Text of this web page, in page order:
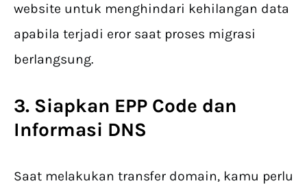
website untuk menghindari kehilangan data
apabila terjadi eror saat proses migrasi
berlangsung.
3. Siapkan EPP Code dan
Informasi DNS
Saat melakukan transfer domain, kamu perlu